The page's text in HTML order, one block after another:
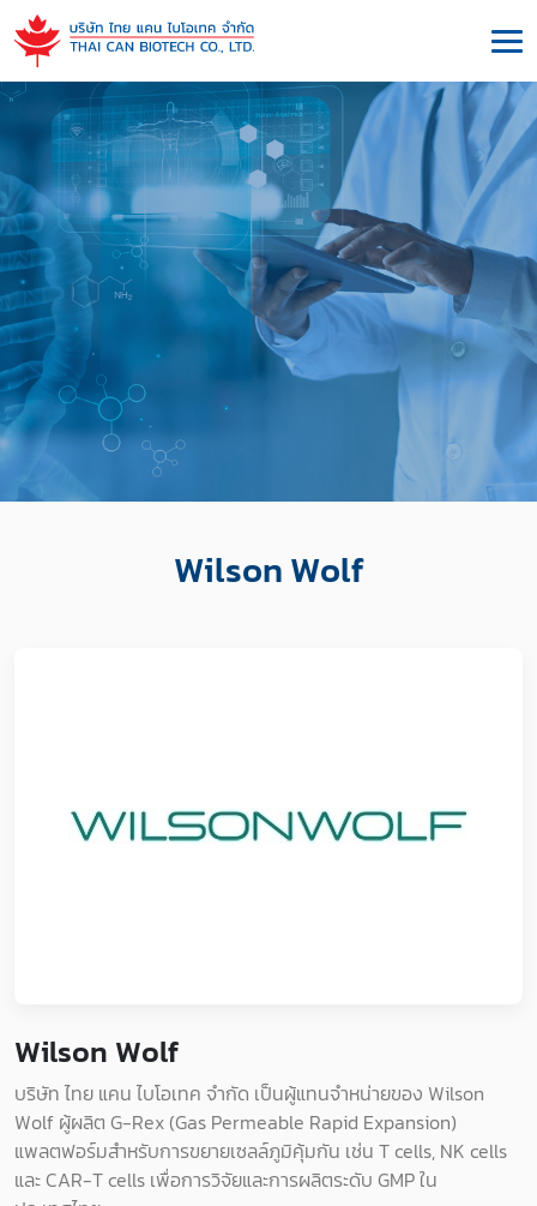
Wilson Wolf
Wilson Wolf
บริษัท ไทย แคน ไบโอเทค จำกัด เป็นผู้แทนจำหน่ายของ Wilson
Wolf ผู้ผลิต G-Rex (Gas Permeable Rapid Expansion)
แพลตฟอร์มสำหรับการขยายเซลล์ภูมิคุ้มกัน เช่น T cells, NK cells
และ CAR-T cells เพื่อการวิจัยและการผลิตระดับ GMP ใน